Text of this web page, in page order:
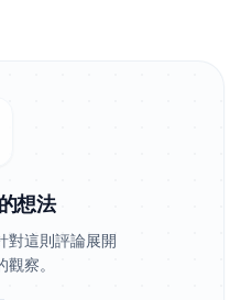
想法
對這則評論展開
察。